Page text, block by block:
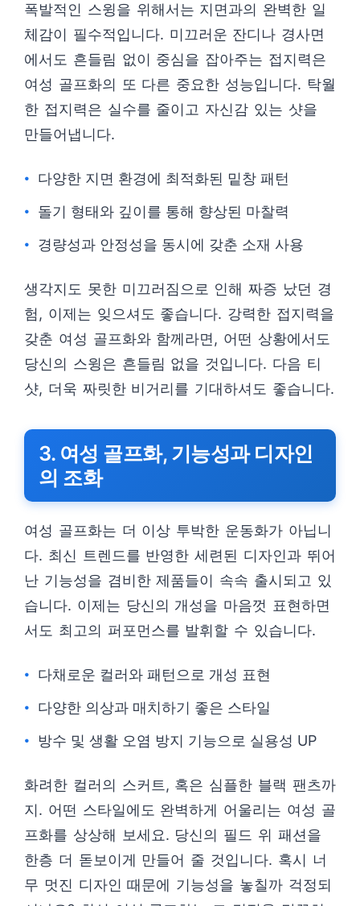
폭발적인 스윙을 위해서는 지면과의 완벽한 일
체감이 필수적입니다. 미끄러운 잔디나 경사면
에서도 흔들림 없이 중심을 잡아주는 접지력은
여성 골프화의 또 다른 중요한 성능입니다. 탁월
한 접지력은 실수를 줄이고 자신감 있는 샷을
만들어냅니다.
다양한 지면 환경에 최적화된 밑창 패턴
돌기 형태와 깊이를 통해 향상된 마찰력
경량성과 안정성을 동시에 갖춘 소재 사용
생각지도 못한 미끄러짐으로 인해 짜증 났던 경
험, 이제는 잊으셔도 좋습니다. 강력한 접지력을
갖춘 여성 골프화와 함께라면, 어떤 상황에서도
당신의 스윙은 흔들림 없을 것입니다. 다음 티
샷, 더욱 짜릿한 비거리를 기대하셔도 좋습니다.
3. 여성 골프화, 기능성과 디자인
의 조화
여성 골프화는 더 이상 투박한 운동화가 아닙니
다. 최신 트렌드를 반영한 세련된 디자인과 뛰어
난 기능성을 겸비한 제품들이 속속 출시되고 있
습니다. 이제는 당신의 개성을 마음껏 표현하면
서도 최고의 퍼포먼스를 발휘할 수 있습니다.
다채로운 컬러와 패턴으로 개성 표현
다양한 의상과 매치하기 좋은 스타일
방수 및 생활 오염 방지 기능으로 실용성 UP
화려한 컬러의 스커트, 혹은 심플한 블랙 팬츠까
지. 어떤 스타일에도 완벽하게 어울리는 여성 골
프화를 상상해 보세요. 당신의 필드 위 패션을
한층 더 돋보이게 만들어 줄 것입니다. 혹시 너
무 멋진 디자인 때문에 기능성을 놓칠까 걱정되